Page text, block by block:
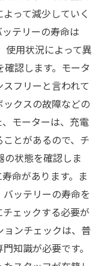
って減少していく
テリーの寿命は
使用状況によって異
認します。モータ
フリーと言われて
クスの故障などの
モーターは、充電
とがあるので、チ
の状態を確認しま
命があります。ま
ッテリーの寿命を
ェックする必要が
ョンチェックは、普
知識が必要です。